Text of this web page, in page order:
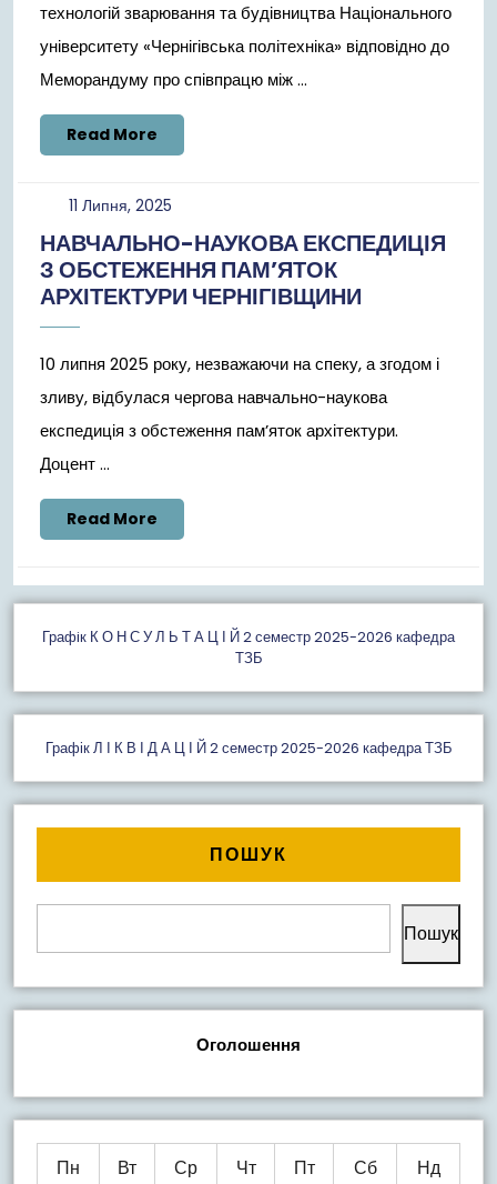
технологій зварювання та будівництва Національного
університету «Чернігівська політехніка» відповідно до
Меморандуму про співпрацю між ...
Read More
More
11 Липня, 202511
2025
НАВЧАЛЬНО-НАУКОВА ЕКСПЕДИЦІЯ
З ОБСТЕЖЕННЯ ПАМ’ЯТОК
АРХІТЕКТУРИ ЧЕРНІГІВЩИНИ
10 липня 2025 року, незважаючи на спеку, а згодом і
зливу, відбулася чергова навчально-наукова
експедиція з обстеження пам’яток архітектури.
Доцент ...
Read More
More
Графiк К О Н С У Л Ь Т А Ц І Й 2 семестр 2025-2026 кафедра
ТЗБ
Графік Л І К В І Д А Ц І Й 2 семестр 2025-2026 кафедра ТЗБ
ПОШУК
Пошук
Оголошення
Пн Вт Ср Чт Пт Сб Нд